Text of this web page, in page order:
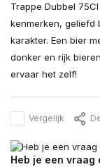
Trappe Dubbel
kenmerken, geliefd
karakter. Een bier
donker en rijk
ervaar het zelf!
Vergelijk
Heb je een